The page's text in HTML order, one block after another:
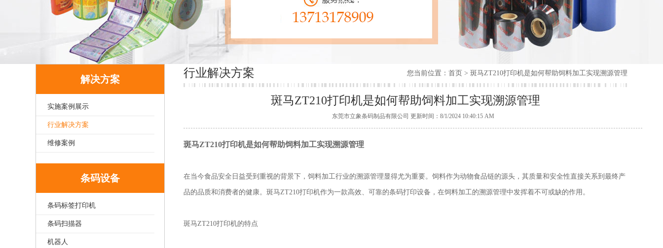
解决方案
实施案例展示
行业解决方案
维修案例
条码设备
条码标签打印机
条码扫描器
机器人
行业解决方案 您当前位置： 首页 > 斑马ZT210打印机是如何帮助饲料加工实现溯源管理
斑马ZT210打印机是如何帮助饲料加工实现溯源管理
东莞市立象条码制品有限公司 更新时间：8/1/2024 10:40:15 AM
斑马ZT210打印机是如何帮助饲料加工实现溯源管理
在当今食品安全日益受到重视的背景下，饲料加工行业的溯源管理显得尤为重要。饲料作为动物食品链的源头，其质量和安全性直接关系到最终产
品的品质和消费者的健康。斑马ZT210打印机作为一款高效、可靠的条码打印设备，在饲料加工的溯源管理中发挥着不可或缺的作用。
斑马ZT210打印机的特点